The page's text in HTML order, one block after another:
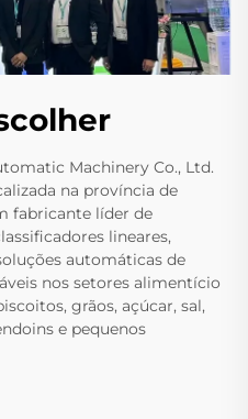
Machinery Co., Ltd.
na província de
fabricante líder de
lineares,
automáticas de
nos setores alimentício
grãos, açúcar, sal,
e pequenos